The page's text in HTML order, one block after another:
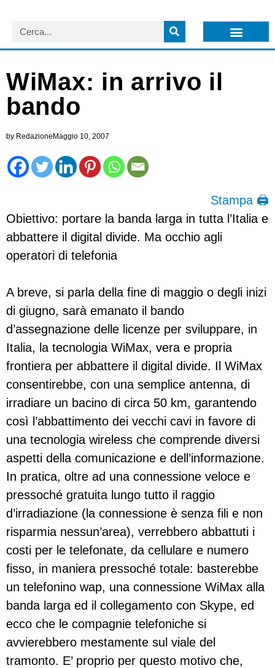
WiMax: in arrivo il
bando
by Redazione Maggio 10, 2007
Stampa 🖨
Obiettivo: portare la banda larga in tutta l’Italia e
abbattere il digital divide. Ma occhio agli
operatori di telefonia
A breve, si parla della fine di maggio o degli inizi
di giugno, sarà emanato il bando
d’assegnazione delle licenze per sviluppare, in
Italia, la tecnologia WiMax, vera e propria
frontiera per abbattere il digital divide. Il WiMax
consentirebbe, con una semplice antenna, di
irradiare un bacino di circa 50 km, garantendo
così l’abbattimento dei vecchi cavi in favore di
una tecnologia wireless che comprende diversi
aspetti della comunicazione e dell’informazione.
In pratica, oltre ad una connessione veloce e
pressoché gratuita lungo tutto il raggio
d’irradiazione (la connessione è senza fili e non
risparmia nessun’area), verrebbero abbattuti i
costi per le telefonate, da cellulare e numero
fisso, in maniera pressoché totale: basterebbe
un telefonino wap, una connessione WiMax alla
banda larga ed il collegamento con Skype, ed
ecco che le compagnie telefoniche si
avvierebbero mestamente sul viale del
tramonto. E’ proprio per questo motivo che,